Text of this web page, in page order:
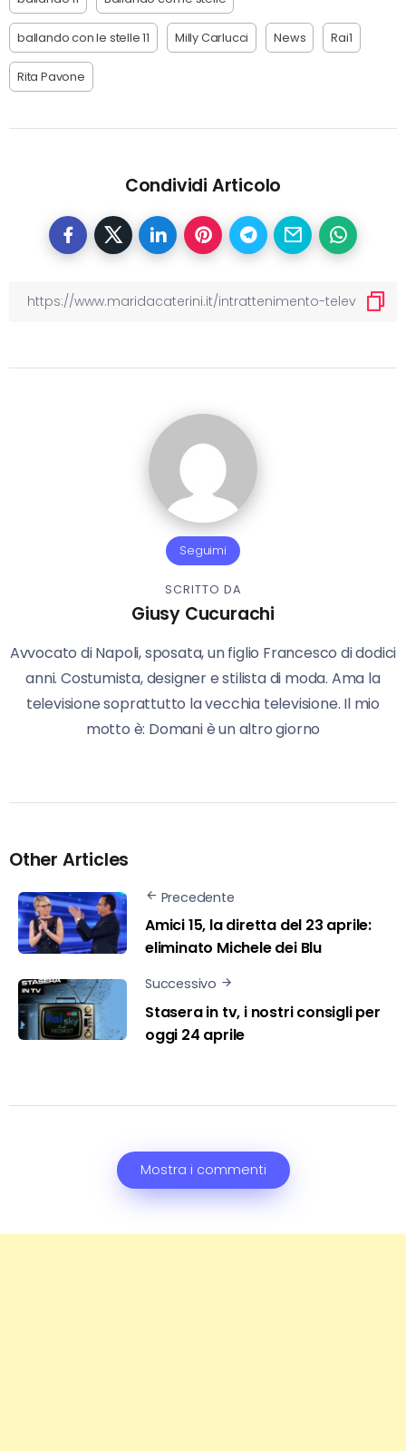
ballando con le stelle 11 Milly Carlucci News Rai1
Rita Pavone
Condividi Articolo
Seguimi
SCRITTO DA
Giusy Cucurachi
Avvocato di Napoli, sposata, un figlio Francesco di dodici
anni. Costumista, designer e stilista di moda. Ama la
televisione soprattutto la vecchia televisione. Il mio
motto è: Domani è un altro giorno
Other Articles
Precedente
Amici 15, la diretta del 23 aprile:
eliminato Michele dei Blu
Successivo
Stasera in tv, i nostri consigli per
oggi 24 aprile
Mostra i commenti